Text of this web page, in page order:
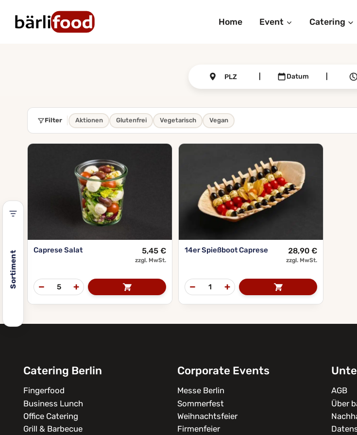
Inhalt
springen
Home Event Catering
Datum
Sortiment
Filter Aktionen Glutenfrei Vegetarisch Vegan
Caprese Salat 5,45 €
zzgl. MwSt.
14er Spießboot Caprese 28,90 €
zzgl. MwSt.
Catering Berlin
Fingerfood
Business Lunch
Office Catering
Grill & Barbecue
Corporate Events
Messe Berlin
Sommerfest
Weihnachtsfeier
Firmenfeier
AGB
Über